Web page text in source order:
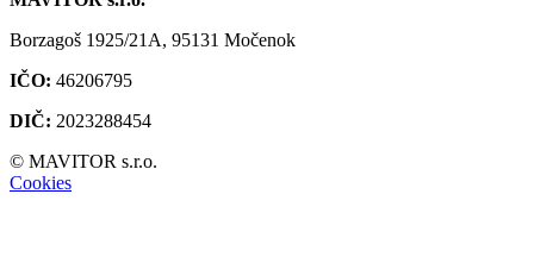
Borzagoš 1925/21A, 95131 Močenok​
IČO: 46206795
DIČ: 2023288454
© MAVITOR s.r.o.
Cookies